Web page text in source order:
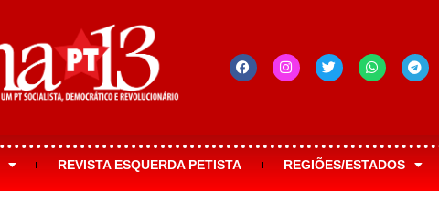
REVISTA ESQUERDA PETISTA REGIÕES/ESTADOS